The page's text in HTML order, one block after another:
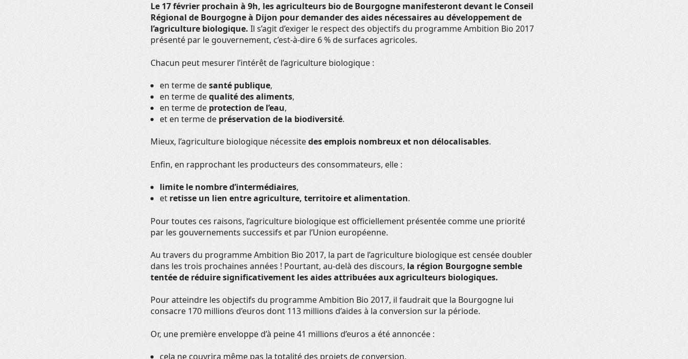
Le 17 février prochain à 9h, les agriculteurs bio de Bourgogne manifesteront devant le Conseil
Régional de Bourgogne à Dijon pour demander des aides nécessaires au développement de
l’agriculture biologique.Il s’agit d’exiger le respect des objectifs du programme Ambition Bio 2017
présentépar le gouvernement, c’est-à-dire 6 % de surfaces agricoles.
Chacun peut mesurer l’intérêt de l’agriculture biologique :
en terme desanté publique,
en terme dequalité des aliments,
en terme deprotection de l’eau,
et en terme depréservation de la biodiversité.
Mieux, l’agriculture biologique nécessitedes emplois nombreux et non délocalisables.
Enfin, en rapprochant les producteurs des consommateurs, elle :
limite le nombre d’intermédiaires,
etretisse un lien entre agriculture, territoire et alimentation.
Pour toutes ces raisons, l’agriculture biologique est officiellement présentée comme une priorité
par les gouvernements successifs et par l’Union européenne.
Au travers du programme Ambition Bio 2017, la part de l’agriculture biologique est censée doubler
dans les trois prochaines années ! Pourtant, au-delà des discours,la région Bourgogne semble
tentée de réduire significativement les aides attribuées aux agriculteurs biologiques.
Pour atteindre les objectifs du programme Ambition Bio 2017, il faudrait que la Bourgogne lui
consacre 170 millions d’euros dont 113 millions d’aides à la conversion sur la période.
Or, une première enveloppe d’à peine 41 millions d’euros a été annoncée :
cela ne couvrira même pas la totalité des projets de conversion,